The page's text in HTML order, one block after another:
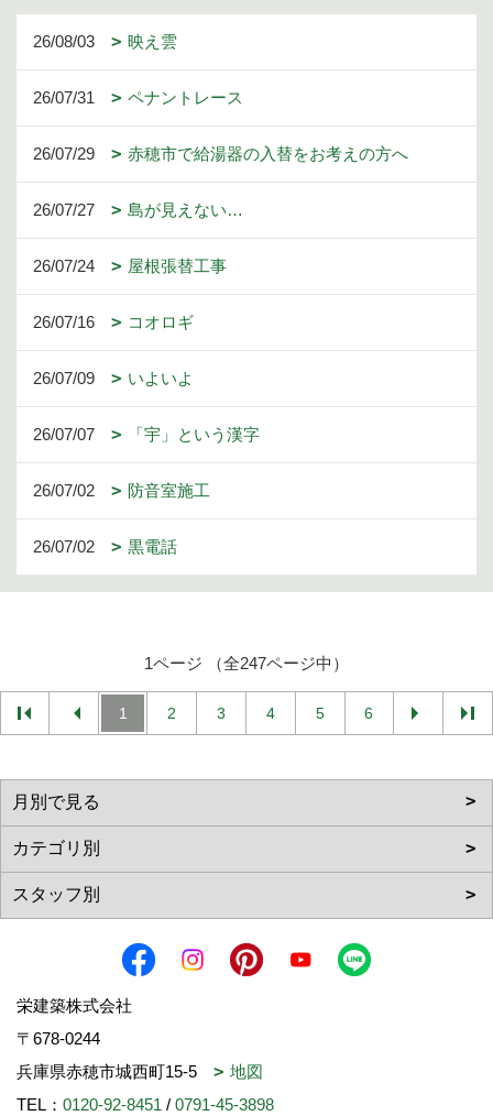
26/08/03 映え雲
26/07/31 ペナントレース
26/07/29 赤穂市で給湯器の入替をお考えの方へ
26/07/27 島が見えない…
26/07/24 屋根張替工事
26/07/16 コオロギ
26/07/09 いよいよ
26/07/07 「宇」という漢字
26/07/02 防音室施工
26/07/02 黒電話
1ページ （全247ページ中）
1 2 3 4 5 6
栄建築株式会社
〒678-0244
兵庫県赤穂市城西町15-5
地図
TEL： 0120-92-8451 / 0791-45-3898